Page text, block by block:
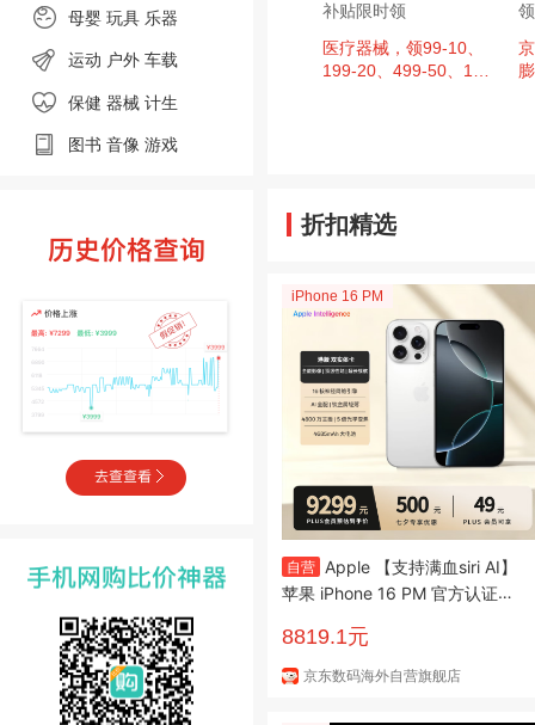
母婴 玩具 乐器
运动 户外 车载
保健 器械 计生
图书 音像 游戏
高9折，单
今日必买：
肇庆消费券
区域补贴至
件补贴500
五 领满200-20元优惠
周四20点：京东超市
黑色星期五 领满200-2
0元优惠券×3张（周四
20点可用）
补贴限时领
医疗器械，领99-10、
199-20、499-50、14
折扣精选
iPhone 16 PM
自营
Apple 【支持满血siri AI】
苹果 iPhone 16 PM 官方认证良
白色 512G
8819.1元
京东数码海外自营旗舰店